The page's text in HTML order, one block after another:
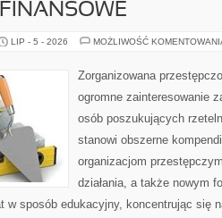
LIP - 5 - 2026 MOŻLIWOŚĆ
Zorganizowana
ogromne zainteresowanie
osób poszukujących
stanowi obszerne
organizacjom
działania, a także nowym
w sposób edukacyjny, koncentrując się